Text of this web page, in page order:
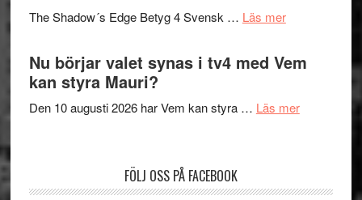
och
The Shadow´s Edge Betyg 4 Svensk … Läs merom
Shadow
Edge
spännande
Nu börjar valet synas i tv4 med Vem
kan styra Mauri?
Den 10 augusti 2026 har Vem kan styra … Läs merom
FÖLJ OSS PÅ FACEBOOK